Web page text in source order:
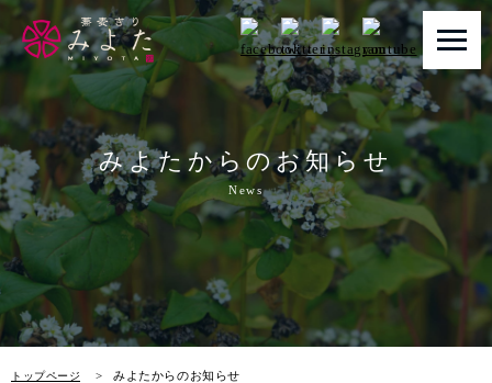
みよたからのお知らせ
News
トップページ みよたからのお知らせ
トップページ
みよたとは
みよたのこだわり
畑だより
メニュー